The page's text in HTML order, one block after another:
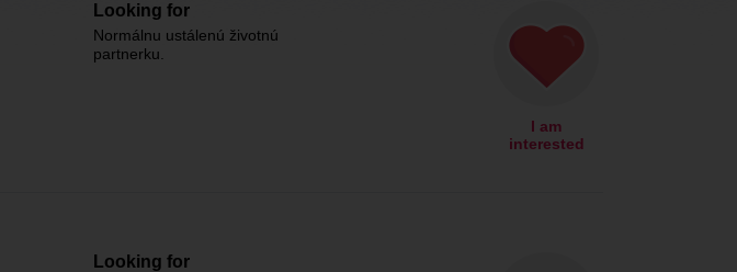
Looking for
Normálnu ustálenú životnú
partnerku.
I am
interested
Looking for